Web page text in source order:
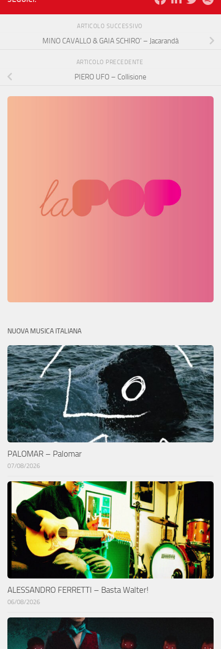
ARTICOLO SUCCESSIVO
MINO CAVALLO & GAIA SCHIRO’ – Jacarandà
ARTICOLO PRECEDENTE
PIERO UFO – Collisione
NUOVA MUSICA ITALIANA
PALOMAR – Palomar
07/08/2026
ALESSANDRO FERRETTI – Basta Walter!
06/08/2026